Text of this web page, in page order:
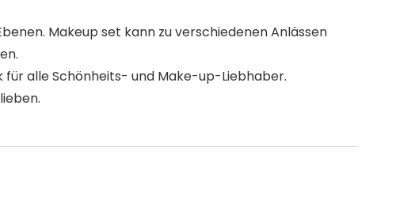
Makeup set kann zu verschiedenen Anlässen
für alle Schönheits- und Make-up-Liebhaber.